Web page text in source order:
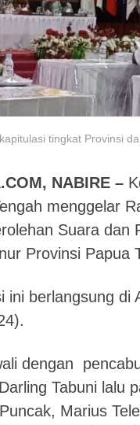
tingkat Provinsi
NABIRE –
menggelar
Suara dan
Provinsi Papua
ini berlangsung di
dengan
Tabuni lalu
Marius